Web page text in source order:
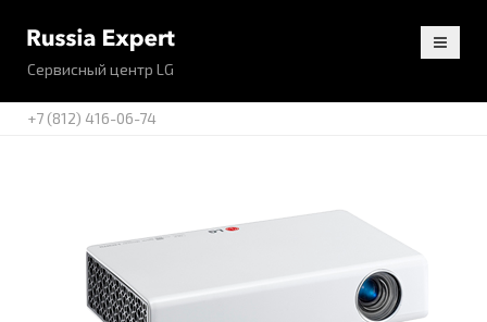
Сервисный центр LG
+7 (812) 416-06-74